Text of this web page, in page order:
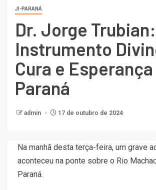
JI-PARANÁ
Dr. Jorge
Instrumento
Cura e
Paraná
admin 17 de outubro de 2024
Na manhã desta terça-feira, um grave
aconteceu na ponte sobre o Rio
Paraná.